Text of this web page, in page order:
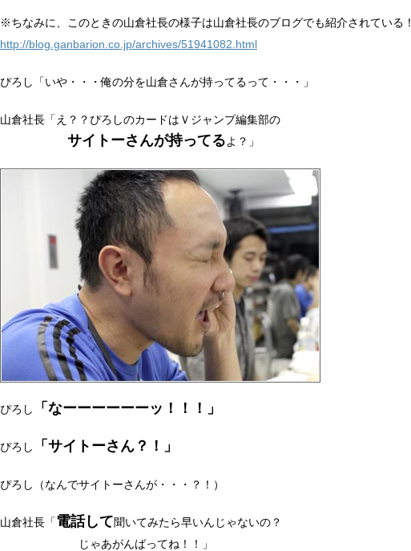
※ちなみに、このときの山倉社長の様子は山倉社長のブログでも紹介されている！
http://blog.ganbarion.co.jp/archives/51941082.html
ぴろし「いや・・・俺の分を山倉さんが持ってるって・・・」
山倉社長「え？？ぴろしのカードはＶジャンプ編集部の
サイトーさんが持ってるよ？」
ぴろし 「なーーーーーーッ！！！」
ぴろし 「サイトーさん？！」
ぴろし（なんでサイトーさんが・・・？！）
山倉社長「電話して聞いてみたら早いんじゃないの？
じゃあがんばってね！！」